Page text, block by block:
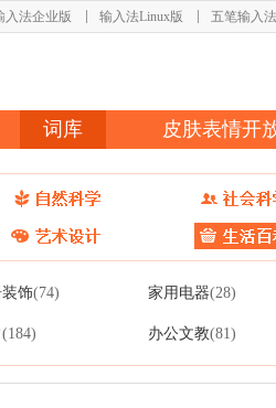
入法企业版 输入法Linux版 五笔输入法
词库 皮肤表情开
饰(74) 家用电器(28)
(184) 办公文教(81)